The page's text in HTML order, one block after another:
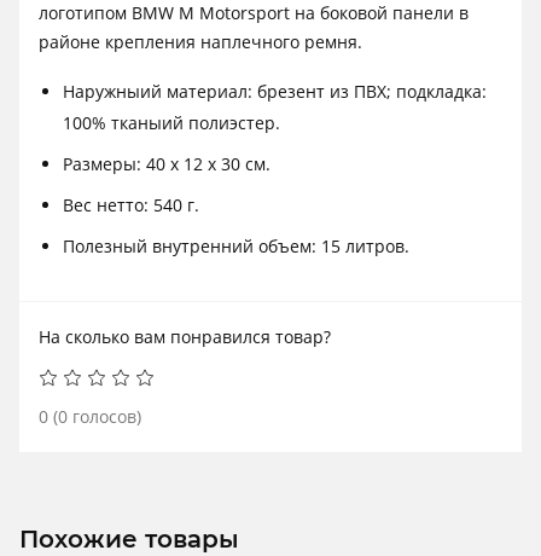
логотипом BMW M Motorsport на боковой панели в
районе крепления наплечного ремня.
Наружныий материал: брезент из ПВХ; подкладка:
100% тканыий полиэстер.
Размеры: 40 х 12 х 30 см.
Вес нетто: 540 г.
Полезный внутренний объем: 15 литров.
На сколько вам понравился товар?
0 (0 голосов)
Похожие товары